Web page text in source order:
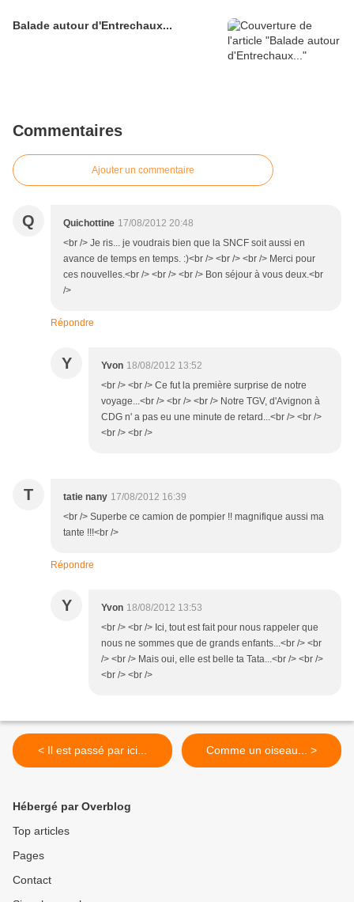
Balade autour d'Entrechaux...
Commentaires
Ajouter un commentaire
Q Quichottine 17/08/2012 20:48
<br /> Je ris... je voudrais bien que la SNCF soit aussi en
avance de temps en temps. :)<br /> <br /> <br /> Merci pour
ces nouvelles.<br /> <br /> <br /> Bon séjour à vous deux.<br
/>
Répondre
Y Yvon 18/08/2012 13:52
<br /> <br /> Ce fut la première surprise de notre
voyage...<br /> <br /> <br /> Notre TGV, d'Avignon à
CDG n' a pas eu une minute de retard...<br /> <br />
<br /> <br />
T tatie nany 17/08/2012 16:39
<br /> Superbe ce camion de pompier !! magnifique aussi ma
tante !!!<br />
Répondre
Y Yvon 18/08/2012 13:53
<br /> <br /> Ici, tout est fait pour nous rappeler que
nous ne sommes que de grands enfants...<br /> <br
/> <br /> Mais oui, elle est belle ta Tata...<br /> <br />
<br /> <br />
< Il est passé par ici... Comme un oiseau... >
Hébergé par Overblog
Top articles
Pages
Contact